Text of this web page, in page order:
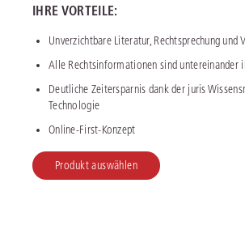
IHRE VORTEILE:
Unverzichtbare Literatur, Rechtsprechung und
Alle Rechtsinformationen sind untereinander
Deutliche Zeitersparnis dank der juris
Technologie
Online-First-Konzept
Produkt auswählen